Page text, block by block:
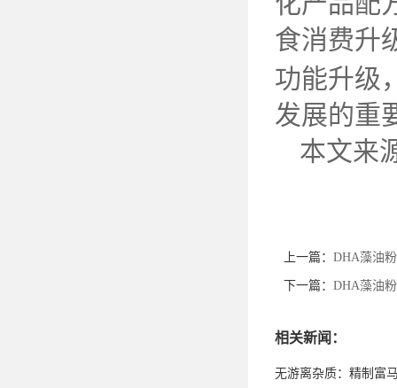
食消费升
功能升级
发展的重
本文来
上一篇： DHA藻油
下一篇： DHA藻油
相关新闻：
无游离杂质：精制富